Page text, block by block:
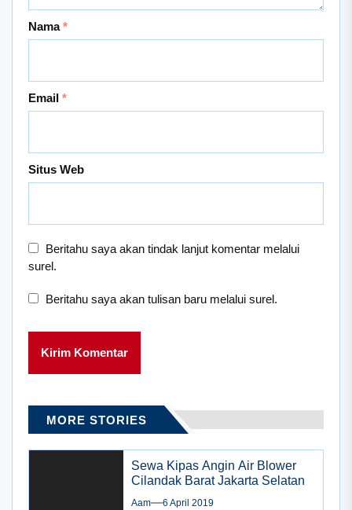
Nama*
Email *
Situs Web
Beritahu saya akan tindak lanjut komentar melalui
surel.
Beritahu saya akan tulisan baru melalui surel.
MORE STORIES
Sewa Kipas Angin Air Blower
Cilandak Barat Jakarta Selatan
Aam 6 April 2019